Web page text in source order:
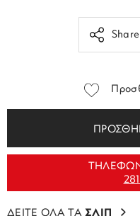
Share
ΔΕΙΤΕ ΟΛΑ ΤΑΣΛΙΠ